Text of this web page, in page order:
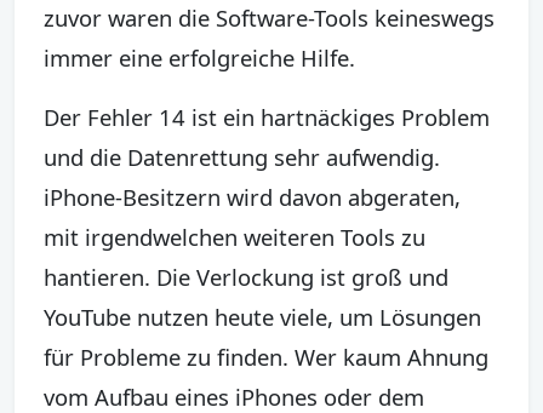
zuvor waren die Software-Tools keineswegs
immer eine erfolgreiche Hilfe.
Der Fehler 14 ist ein hartnäckiges Problem
und die Datenrettung sehr aufwendig.
iPhone-Besitzern wird davon abgeraten,
mit irgendwelchen weiteren Tools zu
hantieren. Die Verlockung ist groß und
YouTube nutzen heute viele, um Lösungen
für Probleme zu finden. Wer kaum Ahnung
vom Aufbau eines iPhones oder dem